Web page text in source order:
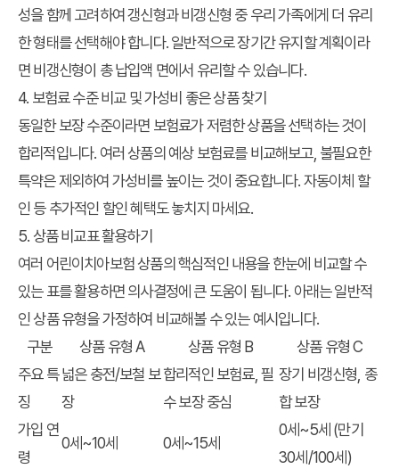
성을 함께 고려하여 갱신형과 비갱신형 중 우리 가족에게 더 유리
한 형태를 선택해야 합니다. 일반적으로 장기간 유지할 계획이라
면 비갱신형이 총 납입액 면에서 유리할 수 있습니다.
4. 보험료 수준 비교 및 가성비 좋은 상품 찾기
동일한 보장 수준이라면 보험료가 저렴한 상품을 선택하는 것이
합리적입니다. 여러 상품의 예상 보험료를 비교해보고, 불필요한
특약은 제외하여 가성비를 높이는 것이 중요합니다. 자동이체 할
인 등 추가적인 할인 혜택도 놓치지 마세요.
5. 상품 비교표 활용하기
여러 어린이치아보험 상품의 핵심적인 내용을 한눈에 비교할 수
있는 표를 활용하면 의사결정에 큰 도움이 됩니다. 아래는 일반적
인 상품 유형을 가정하여 비교해볼 수 있는 예시입니다.
구분
상품 유형 A 상품 유형 B
상품 유형 C
주요 특
징
넓은 충전/보철 보
장
합리적인 보험료, 필
수 보장 중심
장기 비갱신형, 종
합 보장
가입 연
령
0세~10세 0세~15세
0세~5세 (만기
30세/100세)